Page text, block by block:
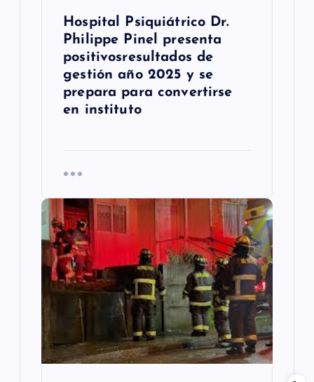
Hospital Psiquiátrico Dr.
Philippe Pinel presenta
positivosresultados de
gestión año 2025 y se
prepara para convertirse
en instituto